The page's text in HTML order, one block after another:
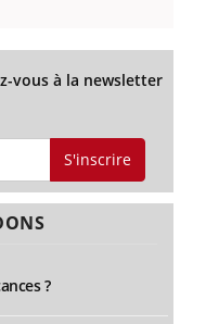
vous à la newsletter
S'inscrire
?